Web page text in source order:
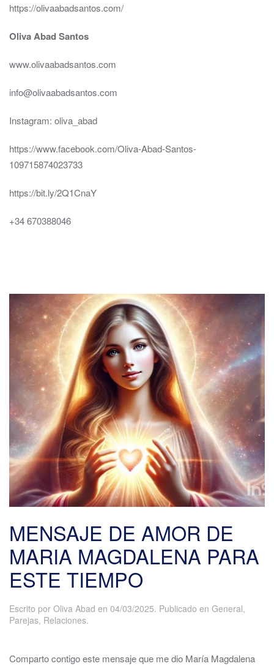
https://olivaabadsantos.com/
Oliva Abad Santos
www.olivaabadsantos.com
info@olivaabadsantos.com
Instagram: oliva_abad
https://www.facebook.com/Oliva-Abad-Santos-
109715874023733
https://bit.ly/2Q1CnaY
+34 670388046
MENSAJE DE AMOR DE
MARIA MAGDALENA PARA
ESTE TIEMPO
Escrito por Oliva Abad en 04/03/2025. Publicado en General,
Parejas, Relaciones.
Comparto contigo este mensaje que me dio María Magdalena